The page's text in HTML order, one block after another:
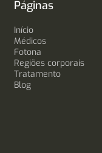
Páginas
Início
Médicos
Fotona
Regiões corporais
Tratamento
Blog